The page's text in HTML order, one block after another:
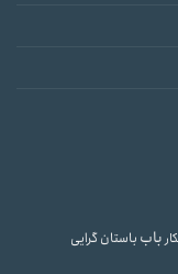
باب باستان گرایی